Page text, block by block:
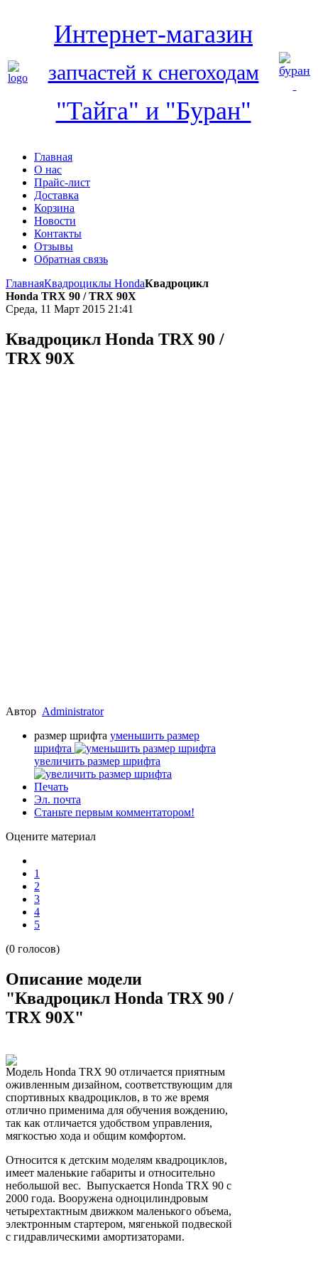
Интернет-магазин
запчастей к снегоходам
"Тайга" и "Буран"
Главная
О нас
Прайс-лист
Доставка
Корзина
Новости
Контакты
Отзывы
Обратная связь
ГлавнаяКвадроциклы HondaКвадроцикл
Honda TRX 90 / TRX 90X
Среда, 11 Март 2015 21:41
Квадроцикл Honda TRX 90 /
TRX 90X
Автор Administrator
размер шрифта уменьшить размер
шрифта
увеличить размер шрифта
Печать
Эл. почта
Станьте первым комментатором!
Оцените материал
1
2
3
4
5
(0 голосов)
Описание модели
"Квадроцикл Honda TRX 90 /
TRX 90X"
Модель Honda TRX 90 отличается приятным
оживленным дизайном, соответствующим для
спортивных квадроциклов, в то же время
отлично применима для обучения вождению,
так как отличается удобством управления,
мягкостью хода и общим комфортом.
Относится к детским моделям квадроциклов,
имеет маленькие габариты и относительно
небольшой вес. Выпускается Honda TRX 90 с
2000 года. Вооружена одноцилиндровым
четырехтактным движком маленького объема,
электронным стартером, мягенькой подвеской
с гидравлическими амортизаторами.